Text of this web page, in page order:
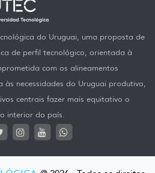
do Uruguai, uma proposta de
de perfil tecnológico, orientada à
com os alineamentos
necessidades do Uruguai produtivo,
centrais fazer mais equitativo o
interior do país.